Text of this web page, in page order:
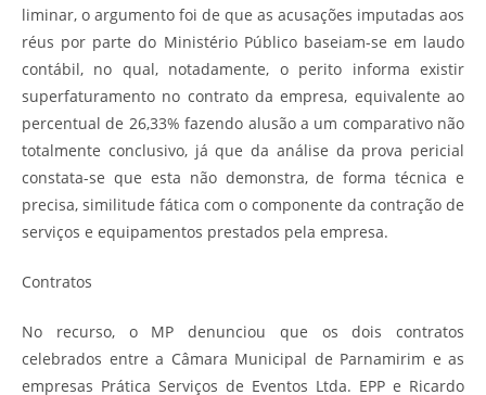
liminar, o argumento foi de que as acusações imputadas aos
réus por parte do Ministério Público baseiam-se em laudo
contábil, no qual, notadamente, o perito informa existir
superfaturamento no contrato da empresa, equivalente ao
percentual de 26,33% fazendo alusão a um comparativo não
totalmente conclusivo, já que da análise da prova pericial
constata-se que esta não demonstra, de forma técnica e
precisa, similitude fática com o componente da contração de
serviços e equipamentos prestados pela empresa.
Contratos
No recurso, o MP denunciou que os dois contratos
celebrados entre a Câmara Municipal de Parnamirim e as
empresas Prática Serviços de Eventos Ltda. EPP e Ricardo